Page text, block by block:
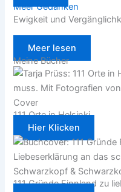
Meer Gedanken
Ewigkeit und
Meer lesen
Meine Bücher
111 Orte in Helsinki
Hier Klicken
111 Gründe Finnland zu